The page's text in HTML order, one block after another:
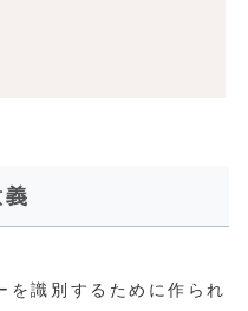
を識別するために作られ